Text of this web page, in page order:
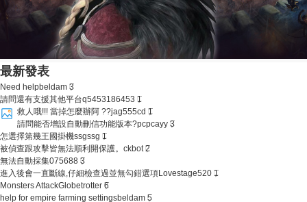
最新發表
Need helpbeldam 3
請問還有支援其他平台q5453186453 1
救人哦!!! 當掉怎麼辦阿 ??jag555cd 1
請問能否增設自動刪信功能版本?pcpcayy 3
怎選擇第幾王國掛機ssgssg 1
被偵查跟攻擊皆無法順利開保護。 ckbot 2
無法自動採集075688 3
進入後會一直斷線,仔細檢查過並無勾錯選項Lovestage520 1
Monsters AttackGlobetrotter 6
help for empire farming settingsbeldam 5